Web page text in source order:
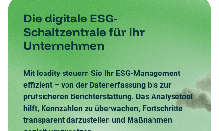
Die digitale ESG-
Schaltzentrale für Ihr
Unternehmen
Mit leadity steuern Sie Ihr ESG-Management
effizient – von der Datenerfassung bis zur
prüfsicheren Berichterstattung. Das Analysetool
hilft, Kennzahlen zu überwachen, Fortschritte
transparent darzustellen und Maßnahmen